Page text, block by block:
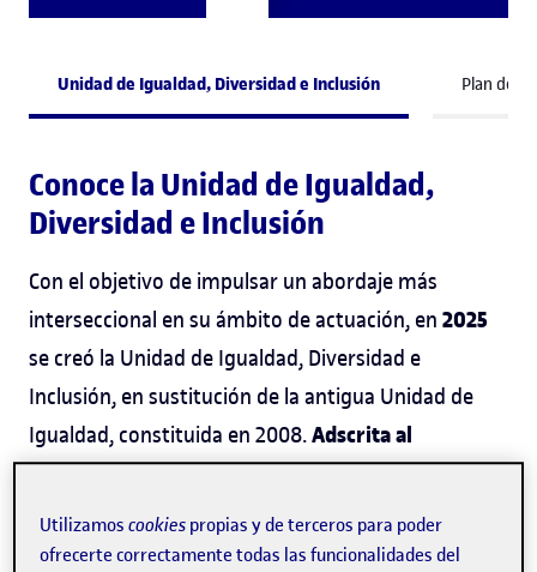
Unidad de Igualdad, Diversidad e Inclusión Plan de
Conoce la Unidad de Igualdad,
Diversidad e Inclusión
Con el objetivo de impulsar un abordaje más
interseccional en su ámbito de actuación, en 2025
se creó la Unidad de Igualdad, Diversidad e
Inclusión, en sustitución de la antigua Unidad de
Igualdad, constituida en 2008.Adscrita al
Vicerrectorado de Alianzas, Comunidad y Cultura,
la nueva unidad tiene como misión velar por una
universidad más equitativa, inclusiva y respetuosa
Utilizamoscookies propias y de terceros para poder
ofrecerte correctamente todas las funcionalidades del